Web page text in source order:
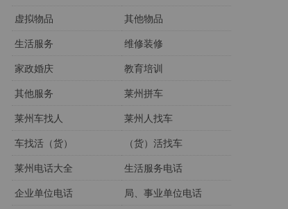
虚拟物品 其他物品
生活服务 维修装修
家政婚庆 教育培训
其他服务 莱州拼车
莱州车找人 莱州人找车
车找活（货） （货）活找车
莱州电话大全 生活服务电话
企业单位电话 局、事业单位电话